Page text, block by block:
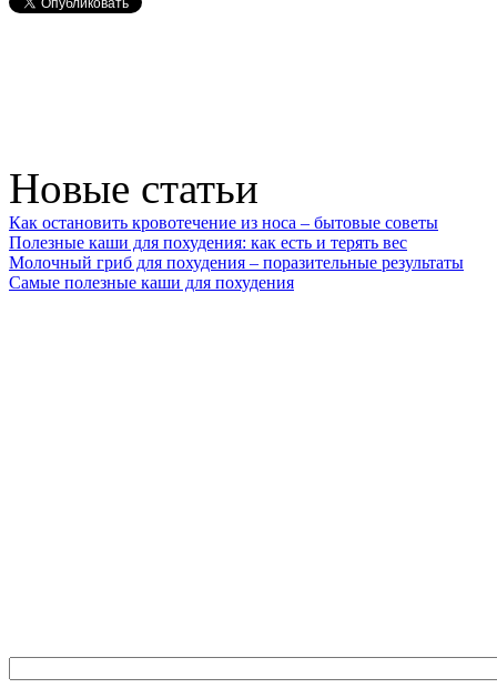
Новые статьи
Как остановить кровотечение из носа – бытовые советы
Полезные каши для похудения: как есть и терять вес
Молочный гриб для похудения – поразительные результаты
Самые полезные каши для похудения